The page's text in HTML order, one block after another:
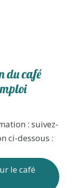
du café
: suivez-
ci-dessous :
le café